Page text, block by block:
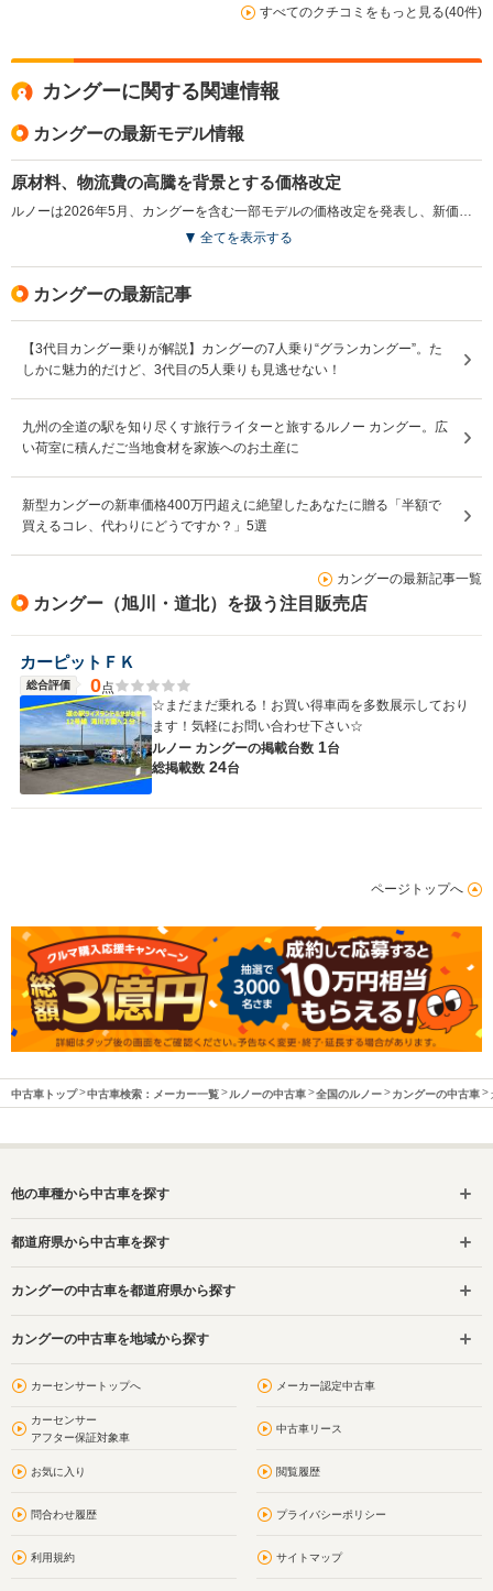
に入ってくる色や、雰囲気に拘りたいので、総評としては
すべてのクチコミをもっと見る(40件)
カングーに関する関連情報
カングーの最新モデル情報
原材料、物流費の高騰を背景とする価格改定
全てを表示する
カングーの最新記事
【3代目カングー乗りが解説】カングーの7人乗り“グランカングー”。た
しかに魅力的だけど、3代目の5人乗りも見逃せない！
九州の全道の駅を知り尽くす旅行ライターと旅するルノー カングー。広
い荷室に積んだご当地食材を家族へのお土産に
新型カングーの新車価格400万円超えに絶望したあなたに贈る「半額で
買えるコレ、代わりにどうですか？」5選
カングーの最新記事一覧
カングー（旭川・道北）を扱う注目販売店
カーピットＦＫ
総合評価 0点
☆まだまだ乗れる！お買い得車両を多数展示しており
ます！気軽にお問い合わせ下さい☆
ルノー カングーの掲載台数 1台
総掲載数 24台
ページトップへ
中古車トップ 中古車検索：メーカー一覧 ルノーの中古車 全国のルノー カングーの中古車
他の車種から中古車を探す
都道府県から中古車を探す
カングーの中古車を都道府県から探す
カングーの中古車を地域から探す
カーセンサートップへ メーカー認定中古車
カーセンサー
アフター保証対象車
中古車リース
お気に入り 閲覧履歴
問合わせ履歴 プライバシーポリシー
利用規約 サイトマップ